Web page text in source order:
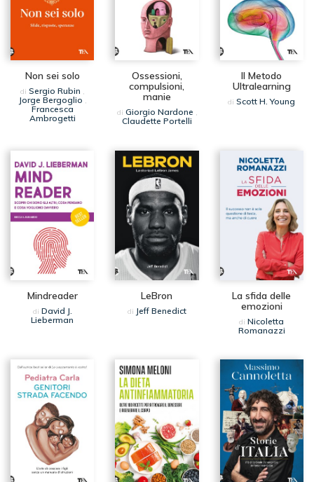
Non sei solo
diSergio Rubin ,
Jorge Bergoglio ,
Francesca
Ambrogetti
Ossessioni,
compulsioni,
manie
di Giorgio Nardone ,
Claudette Portelli
Il Metodo
Ultralearning
diScott H. Young
Mindreader
di David J.
Lieberman
LeBron
di Jeff Benedict
La sfida delle
emozioni
diNicoletta
Romanazzi